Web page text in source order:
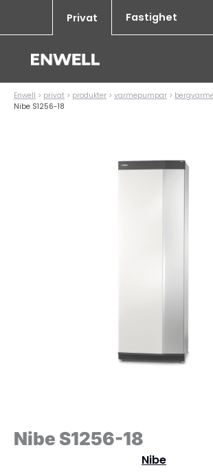
Privat Fastighet
Enwell > privat > produkter > varmepumpar >
Nibe S1256-18
Nibe S1256-18
Nibe